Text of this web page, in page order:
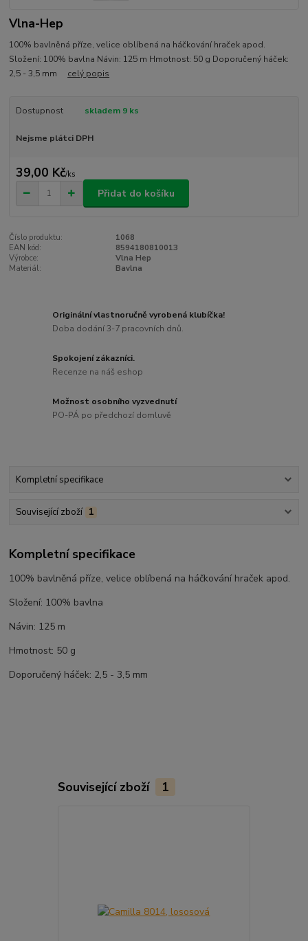
Vlna-Hep
100% bavlněná příze, velice oblíbená na háčkování hraček apod.
Složení: 100% bavlna Návin: 125 m Hmotnost: 50 g Doporučený háček:
2,5 - 3,5 mm celý popis
Dostupnost skladem 9 ks
Nejsme plátci DPH
39,00 Kč/ks
Přidat do košíku
Číslo produktu:
1068
EAN kód:
8594180810013
Výrobce:
Vlna Hep
Materiál:
Bavlna
Originální vlastnoručně vyrobená klubíčka!
Doba dodání 3-7 pracovních dnů.
Spokojení zákazníci.
Recenze na náš eshop
Možnost osobního vyzvednutí
PO-PÁ po předchozí domluvě
Kompletní specifikace
Související zboží 1
Kompletní specifikace
100% bavlněná příze, velice oblíbená na háčkování hraček apod.
Složení: 100% bavlna
Návin: 125 m
Hmotnost: 50 g
Doporučený háček: 2,5 - 3,5 mm
Související zboží 1